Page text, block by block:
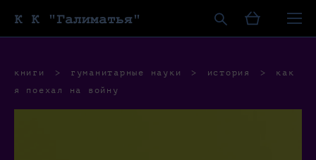
К К "Галиматья"
книги > гуманитарные науки > история >
как
я поехал на войну